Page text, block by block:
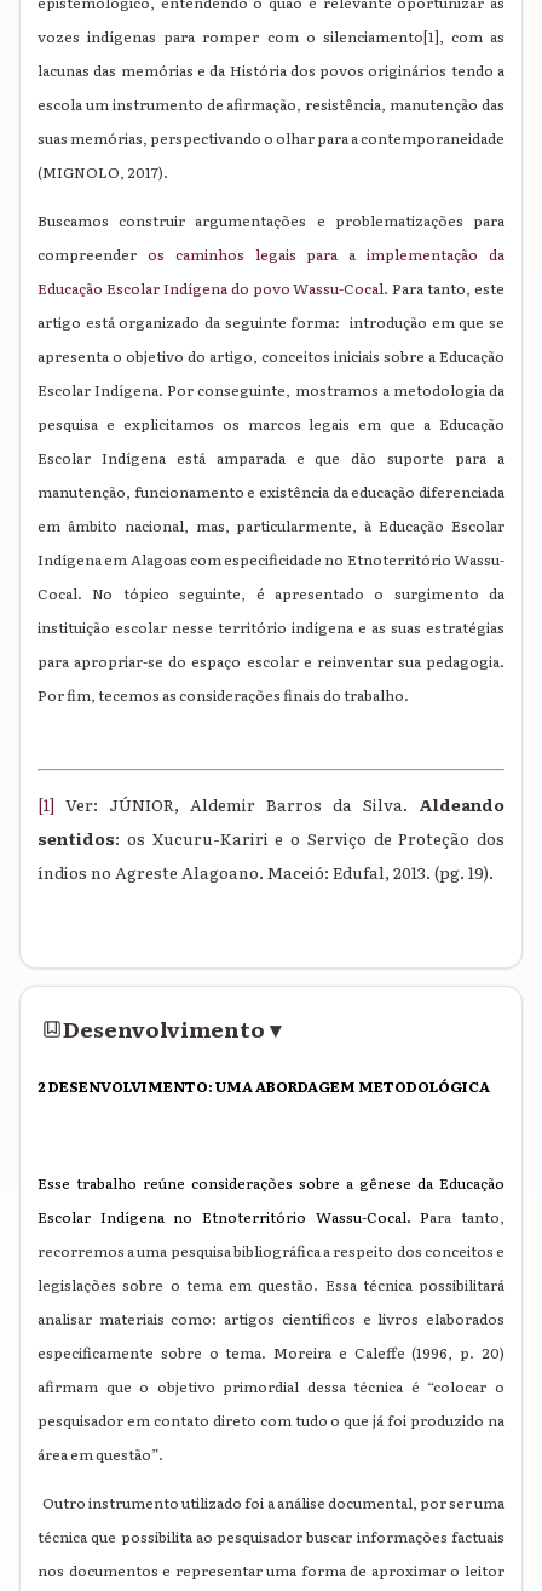
vozes indígenas para romper com o silenciamento[1], com as
lacunas das memórias e da História dos povos originários tendo a
escola um instrumento de afirmação, resistência, manutenção das
suas memórias, perspectivando o olhar para a contemporaneidade
(MIGNOLO, 2017).
Buscamos construir argumentações e problematizações para
compreender os caminhos legais para a implementação da
Educação Escolar Indígena do povo Wassu-Cocal. Para tanto, este
artigo está organizado da seguinte forma: introdução em que se
apresenta o objetivo do artigo, conceitos iniciais sobre a Educação
Escolar Indígena. Por conseguinte, mostramos a metodologia da
pesquisa e explicitamos os marcos legais em que a Educação
Escolar Indígena está amparada e que dão suporte para a
manutenção, funcionamento e existência da educação diferenciada
em âmbito nacional, mas, particularmente, à Educação Escolar
Indígena em Alagoas com especificidade no Etnoterritório Wassu-
Cocal. No tópico seguinte, é apresentado o surgimento da
instituição escolar nesse território indígena e as suas estratégias
para apropriar-se do espaço escolar e reinventar sua pedagogia.
Por fim, tecemos as considerações finais do trabalho.
[1] Ver: JÚNIOR, Aldemir Barros da Silva. Aldeando
sentidos: os Xucuru-Kariri e o Serviço de Proteção dos
índios no Agreste Alagoano. Maceió: Edufal, 2013. (pg. 19).
Desenvolvimento▾
2 DESENVOLVIMENTO: UMA ABORDAGEM METODOLÓGICA
Esse trabalho reúne considerações sobre a gênese da Educação
Escolar Indígena no Etnoterritório Wassu-Cocal. Para tanto,
recorremos a uma pesquisa bibliográficaa respeito dos conceitos e
legislações sobre o tema em questão. Essa técnica possibilitará
analisar materiais como: artigos científicos e livros elaborados
especificamente sobre o tema. Moreira e Caleffe (1996, p. 20)
afirmam que o objetivo primordial dessa técnica é “colocar o
pesquisador em contato direto com tudo o que já foi produzido na
área em questão”.
Outro instrumento utilizado foi a análise documental, por ser uma
técnica que possibilita ao pesquisador buscar informações factuais
nos documentos e representar uma forma de aproximar o leitor